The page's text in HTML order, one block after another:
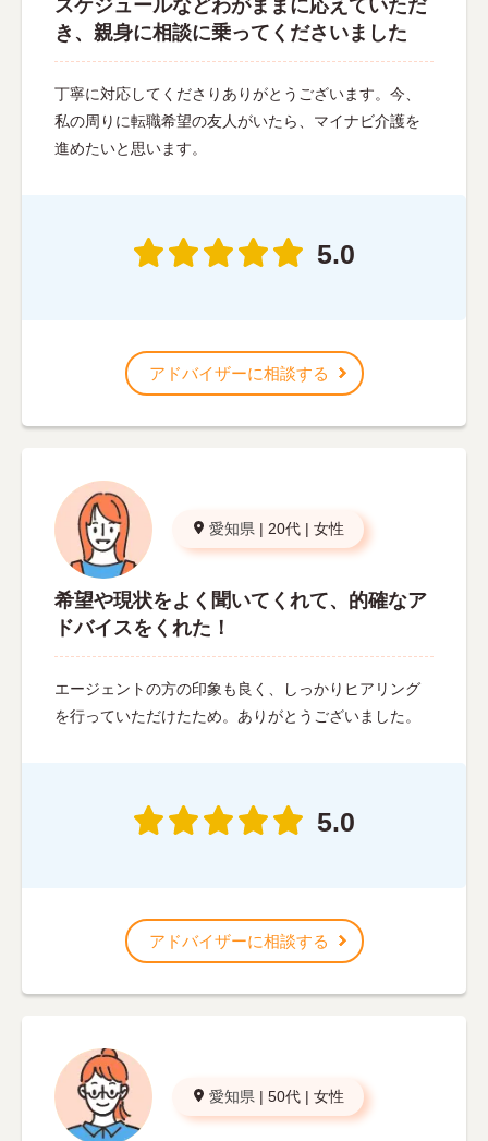
スケジュールなどわがままに応えていただ
き、親身に相談に乗ってくださいました
丁寧に対応してくださりありがとうございます。今、
私の周りに転職希望の友人がいたら、マイナビ介護を
進めたいと思います。
5.0
アドバイザーに相談する
愛知県 | 20代 | 女性
希望や現状をよく聞いてくれて、的確なア
ドバイスをくれた！
エージェントの方の印象も良く、しっかりヒアリング
を行っていただけたため。ありがとうございました。
5.0
アドバイザーに相談する
愛知県 | 50代 | 女性